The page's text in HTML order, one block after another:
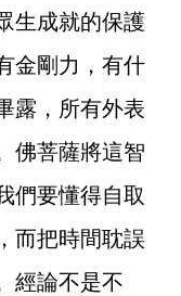
生成就的保護
金剛力，有什
露，所有外表
佛菩薩將這智
們要懂得自取
而把時間耽誤
經論不是不